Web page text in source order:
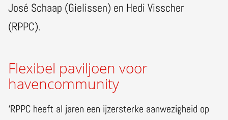
José Schaap (Gielissen) en Hedi Visscher
(RPPC).
Flexibel paviljoen voor
havencommunity
‘RPPC heeft al jaren een ijzersterke aanwezigheid op